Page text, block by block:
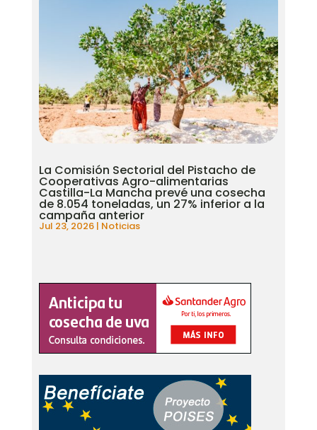
La Comisión Sectorial del Pistacho de
Cooperativas Agro-alimentarias
Castilla-La Mancha prevé una cosecha
de 8.054 toneladas, un 27% inferior a la
campaña anterior
Jul 23, 2026| Noticias